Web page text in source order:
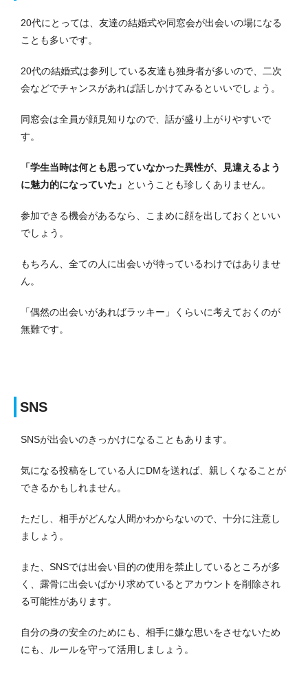
20代にとっては、友達の結婚式や同窓会が出会いの場になる
ことも多いです。
20代の結婚式は参列している友達も独身者が多いので、二次
会などでチャンスがあれば話しかけてみるといいでしょう。
同窓会は全員が顔見知りなので、話が盛り上がりやすいで
す。
「学生当時は何とも思っていなかった異性が、見違えるよう
に魅力的になっていた」 ということも珍しくありません。
参加できる機会があるなら、こまめに顔を出しておくといい
でしょう。
もちろん、全ての人に出会いが待っているわけではありませ
ん。
「偶然の出会いがあればラッキー」くらいに考えておくのが
無難です。
SNS
SNSが出会いのきっかけになることもあります。
気になる投稿をしている人にDMを送れば、親しくなることが
できるかもしれません。
ただし、相手がどんな人間かわからないので、十分に注意し
ましょう。
また、SNSでは出会い目的の使用を禁止しているところが多
く、露骨に出会いばかり求めているとアカウントを削除され
る可能性があります。
自分の身の安全のためにも、相手に嫌な思いをさせないため
にも、ルールを守って活用しましょう。